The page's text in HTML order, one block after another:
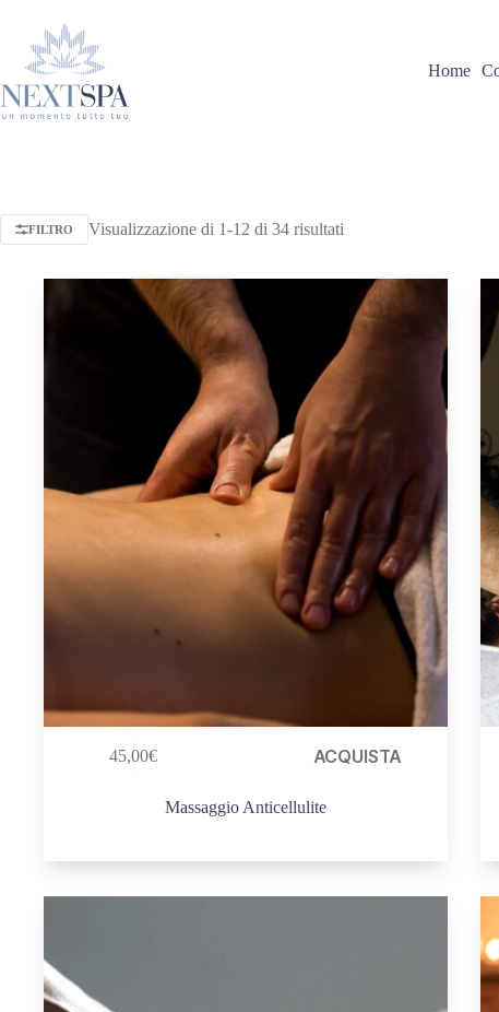
Home
FILTRO Visualizzazione di 1-12 di 34 risultati
45,00€ ACQUISTA
Massaggio Anticellulite